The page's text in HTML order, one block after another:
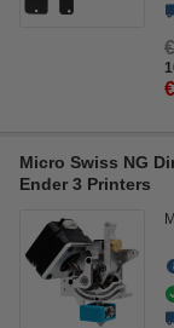
Micro Swiss NG
Ender 3 Printers